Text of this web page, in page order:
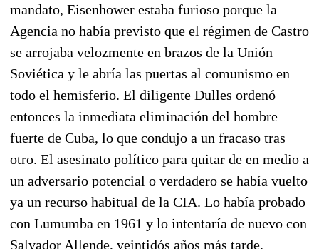
mandato, Eisenhower estaba furioso porque la
Agencia no había previsto que el régimen de Castro
se arrojaba velozmente en brazos de la Unión
Soviética y le abría las puertas al comunismo en
todo el hemisferio. El diligente Dulles ordenó
entonces la inmediata eliminación del hombre
fuerte de Cuba, lo que condujo a un fracaso tras
otro. El asesinato político para quitar de en medio a
un adversario potencial o verdadero se había vuelto
ya un recurso habitual de la CIA. Lo había probado
con Lumumba en 1961 y lo intentaría de nuevo con
Salvador Allende, veintidós años más tarde.